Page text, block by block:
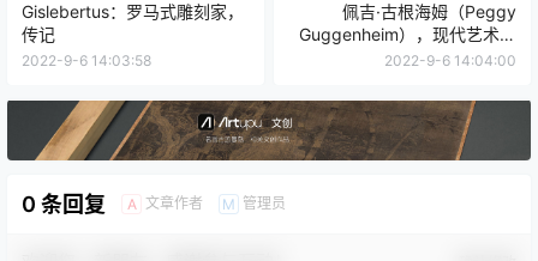
Gislebertus：罗马式雕刻家，
传记
2022-9-6 14:03:58
佩吉·古根海姆（Peggy
Guggenheim），现代艺术收
藏家：威尼斯·古根海姆美术馆
2022-9-6 14:04:00
0 条回复 A 文章作者 M 管理员